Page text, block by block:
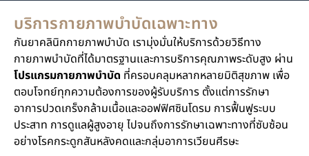
บริการกายภาพบำบัดเฉพาะทาง
กันยาคลินิกกายภาพบำบัด เรามุ่งมั่นให้บริการด้วยวิธีทาง
กายภาพบำบัดที่ได้มาตรฐานเเละการบริการคุณภาพระดับสูง ผ่าน
โปรแกรมกายภาพบำบัด ที่ครอบคลุมหลากหลายมิติสุขภาพ เพื่อ
ตอบโจทย์ทุกความต้องการของผู้รับบริการ ตั้งแต่การรักษา
อาการปวดเกร็งกล้ามเนื้อและออฟฟิศซินโดรม การฟื้นฟูระบบ
ประสาท การดูแลผู้สูงอายุ ไปจนถึงการรักษาเฉพาะทางที่ซับซ้อน
อย่างโรคกระดูกสันหลังคดและกลุ่มอาการเวียนศีรษะ